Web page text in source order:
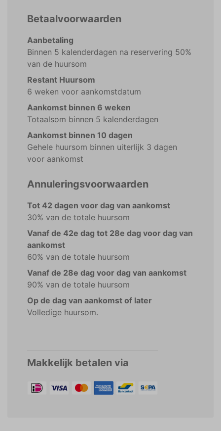
Betaalvoorwaarden
Aanbetaling
Binnen 5 kalenderdagen na reservering 50%
van de huursom
Restant Huursom
6 weken voor aankomstdatum
Aankomst binnen 6 weken
Totaalsom binnen 5 kalenderdagen
Aankomst binnen 10 dagen
Gehele huursom binnen uiterlijk 3 dagen
voor aankomst
Annuleringsvoorwaarden
Tot 42 dagen voor dag van aankomst
30% van de totale huursom
Vanaf de 42e dag tot 28e dag voor dag van
aankomst
60% van de totale huursom
Vanaf de 28e dag voor dag van aankomst
90% van de totale huursom
Op de dag van aankomst of later
Volledige huursom.
Makkelijk betalen via